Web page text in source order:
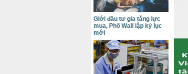
Giới đầu tư gia tăng lực
mua, Phố Wall lập kỷ lục
mới